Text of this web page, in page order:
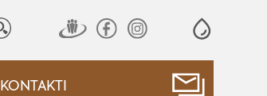
KONTAKTI